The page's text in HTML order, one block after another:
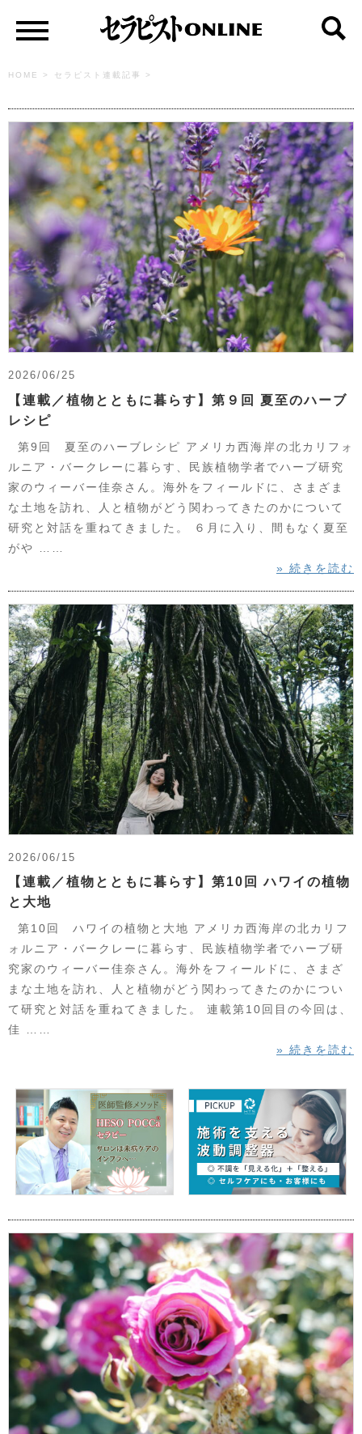
HOME > セラピスト連載記事 >
2026/06/25
【連載／植物とともに暮らす】第９回 夏至のハーブ
レシピ
第9回 夏至のハーブレシピ アメリカ西海岸の北カリフォ
ルニア・バークレーに暮らす、民族植物学者でハーブ研究
家のウィーバー佳奈さん。海外をフィールドに、さまざま
な土地を訪れ、人と植物がどう関わってきたのかについて
研究と対話を重ねてきました。 ６月に入り、間もなく夏至
がや ……
» 続きを読む
2026/06/15
【連載／植物とともに暮らす】第10回 ハワイの植物
と大地
第10回 ハワイの植物と大地 アメリカ西海岸の北カリフ
ォルニア・バークレーに暮らす、民族植物学者でハーブ研
究家のウィーバー佳奈さん。海外をフィールドに、さまざ
まな土地を訪れ、人と植物がどう関わってきたのかについ
て研究と対話を重ねてきました。 連載第10回目の今回は、
佳 ……
» 続きを読む